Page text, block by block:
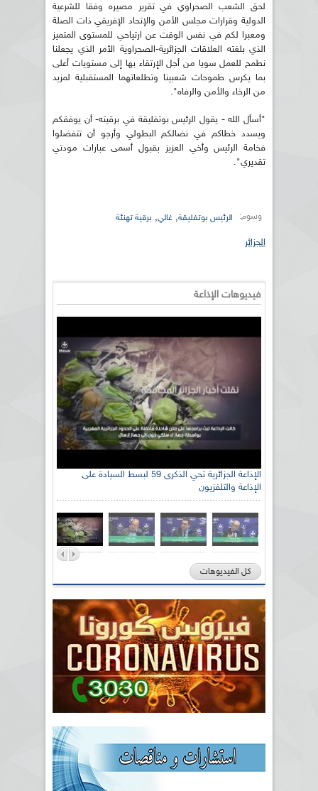
لحق الشعب الصحراوي في تقرير مصيره وفقا للشرعية
الدولية وقرارات مجلس الأمن والإتحاد الإفريقي ذات الصلة
ومعبرا لكم في نفس الوقت عن ارتياحي للمستوى المتميز
الذي بلغته العلاقات الجزائرية-الصحراوية الأمر الذي يجعلنا
نطمح للعمل سويا من أجل الإرتقاء بها إلى مستويات أعلى
بما يكرس طموحات شعبينا وتطلعاتهما المستقبلية لمزيد
من الرخاء والأمن والرفاه".
"أسأل الله - يقول الرئيس بوتفليقة في برقيته- أن يوفقكم
ويسدد خطاكم في نضالكم البطولي وأرجو أن تتفضلوا
فخامة الرئيس وأخي العزيز بقبول أسمى عبارات مودتي
تقديري".
وسوم: الرئيس بوتفليقة, غالي, برقية تهنئة
الجزائر
فيديوهات الإذاعة
الإذاعة الجزائرية تحي الذكرى 59 لبسط السيادة على
الإذاعة والتلفزيون
كل الفيديوهات